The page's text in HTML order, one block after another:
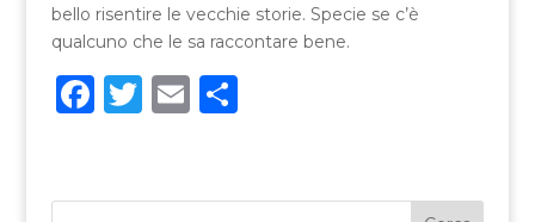
bello risentire le vecchie storie. Specie se c’è
qualcuno che le sa raccontare bene.
F
e
T
te
E
l
C
di